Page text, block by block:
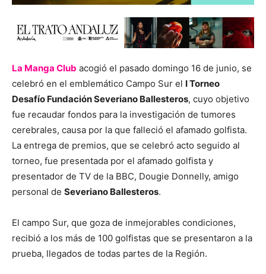
La Manga Club acogió el pasado domingo 16 de junio, se
celebró en el emblemático Campo Sur el I Torneo
Desafío Fundación Severiano Ballesteros, cuyo objetivo
fue recaudar fondos para la investigación de tumores
cerebrales, causa por la que falleció el afamado golfista.
La entrega de premios, que se celebró acto seguido al
torneo, fue presentada por el afamado golfista y
presentador de TV de la BBC, Dougie Donnelly, amigo
personal de Severiano Ballesteros.
El campo Sur, que goza de inmejorables condiciones,
recibió a los más de 100 golfistas que se presentaron a la
prueba, llegados de todas partes de la Región.